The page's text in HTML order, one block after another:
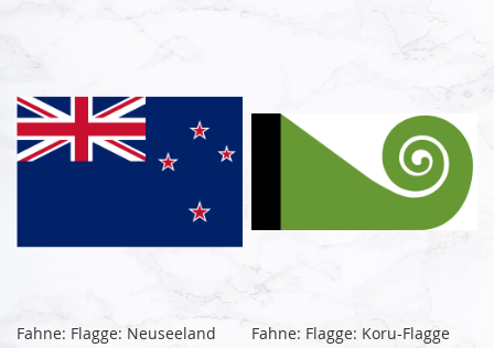
Fahne: Flagge: Neuseeland
Fahne: Flagge: Koru-Flagge